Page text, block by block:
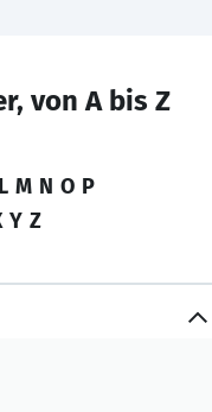
von A bis Z
L M N O P
Y Z